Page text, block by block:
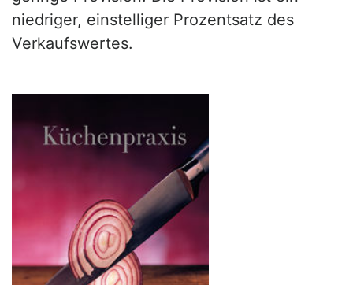
niedriger, einstelliger Prozentsatz des
Verkaufswertes.